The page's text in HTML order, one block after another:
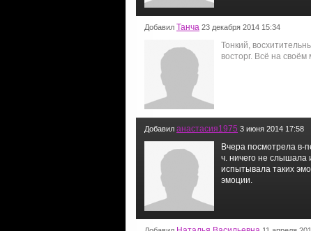
Добавил Танча 23 декабря 2014 15:34
Тонкий,
восторг. Всё на своём
Добавил анастасия1975 3 июня 2014 17:58
Вчера посмотрела в-
ч. ничего не слышала
испытывала таких
эмоции.